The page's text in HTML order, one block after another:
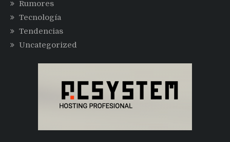
Rumores
Tecnología
Tendencias
Uncategorized